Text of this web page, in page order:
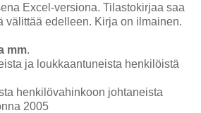
Excel-versiona. Tilastokirjaa saa
välittää edelleen. Kirja on ilmainen.
mm.
ja loukkaantuneista henkilöistä
henkilövahinkoon johtaneista
2005